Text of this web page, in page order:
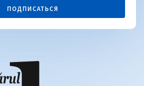
ПОДПИСАТЬСЯ